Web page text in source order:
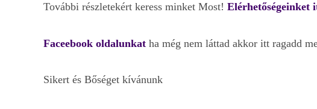
További részletekért keress minket Most! Elérhetőségeinket
Faceebook oldalunkat ha még nem láttad akkor itt ragadd
Sikert és Bőséget kívánunk